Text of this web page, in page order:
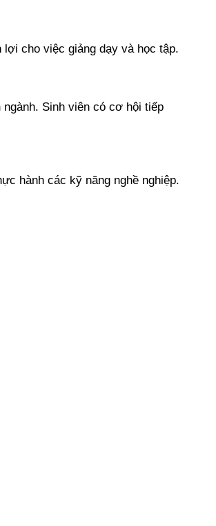
cho việc giảng dạy và học tập.
Sinh viên có cơ hội tiếp
hành các kỹ năng nghề nghiệp.